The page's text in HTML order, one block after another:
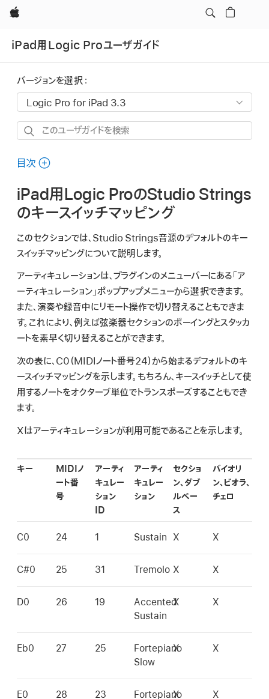
Apple
iPad用Logic Proユーザガイド
バージョンを選択：
こ
ユ
ザ
ガ
ド
を
検
目次
iPad用Logic ProのStudio Strings
のキースイッチマッピング
このセクションでは、Studio Strings音源のデフォルトのキー
スイッチマッピングについて説明します。
アーティキュレーションは、プラグインのメニューバーにある「ア
ーティキュレーション」ポップアップメニューから選択できます。
また、演奏や録音中にリモート操作で切り替えることもできま
す。これにより、例えば弦楽器セクションのボーイングとスタッカ
ートを素早く切り替えることができます。
次の表に、C0（MIDIノート番号24）から始まるデフォルトのキ
ースイッチマッピングを示します。もちろん、キースイッチとして使
用するノートをオクターブ単位でトランスポーズすることもでき
ます。
Xはアーティキュレーションが利用可能であることを示します。
キー
MIDIノ
ート番
号
アーティ
キュレー
ション
ID
アーティ
キュレー
ション
セクショ
ン、ダブ
ルベー
ス
バイオリ
ン、ビオラ、
チェロ
C0 24 1 Sustain X X
C#0 25 31 Tremolo X X
D0 26 19
Accented
Sustain
X X
Eb0 27 25
Fortepiano
Slow
X X
E0 28 23
Fortepiano
X X